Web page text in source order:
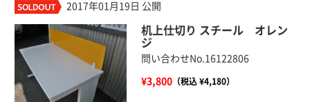
2017年01月19日 公開
机上仕切り スチール オレン
ジ
問い合わせNo.16122806
¥3,800（税込 ¥4,180）